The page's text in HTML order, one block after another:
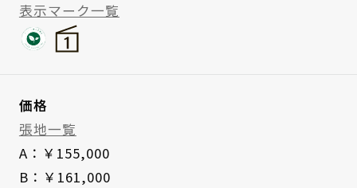
表示マーク一覧
価格
張地一覧
A：￥155,000
B：￥161,000